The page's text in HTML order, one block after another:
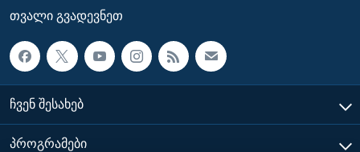
ᲗᲕᲐᲚᲘ ᲒᲕᲐᲓᲔᲕᲜᲔᲗ
ᲩᲕᲔᲜ ᲨᲔᲡᲐᲮᲔᲑ
ᲞᲠᲝᲒᲠᲐᲛᲔᲑᲘ